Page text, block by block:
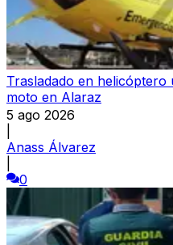
Trasladado en
moto en Alaraz
5 ago 2026
Anass Álvarez
0